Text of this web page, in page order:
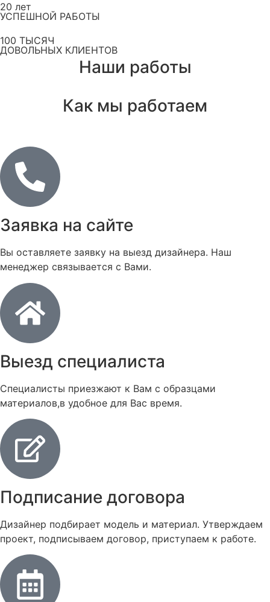
20 лет
УСПЕШНОЙ РАБОТЫ
100 ТЫСЯЧ
ДОВОЛЬНЫХ КЛИЕНТОВ
Наши работы
Как мы работаем
Заявка на сайте
Вы оставляете заявку на выезд дизайнера. Наш
менеджер связывается с Вами.
Выезд специалиста
Специалисты приезжают к Вам с образцами
материалов,в удобное для Вас время.
Подписание договора
Дизайнер подбирает модель и материал. Утверждаем
проект, подписываем договор, приступаем к работе.